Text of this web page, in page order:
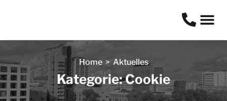
Home> Aktuelles
Kategorie: Cookie